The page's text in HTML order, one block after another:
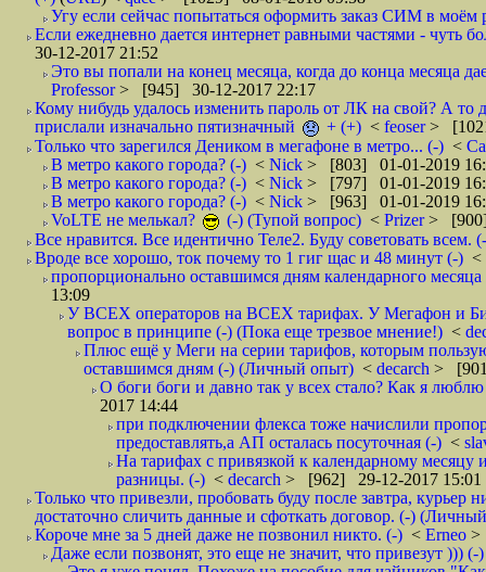
Угу если сейчас попытаться оформить заказ СИМ в моём
Если ежедневно дается интернет равными частями - чуть
30-12-2017 21:52
Это вы попали на конец месяца, когда до конца месяца
Professor> [945] 30-12-2017 22:17
Кому нибудь удалось изменить пароль от ЛК на свой? А то
прислали изначально пятизначный
+ (+) < feoser>
Только что зарегился Деником в мегафоне в метро... (-) <
В метро какого города? (-) < Nick > [803] 01-01-2019
В метро какого города? (-) < Nick > [797] 01-01-2019
В метро какого города? (-) < Nick > [963] 01-01-2019
VoLTE не мелькал?
(-) (Тупой вопрос) < Prizer>
Все нравится. Все идентично Теле2. Буду советовать всем.
Вроде все хорошо, ток почему то 1 гиг щас и 48 минут (-) <
пропорционально оставшимся дням календарного
13:09
У ВСЕХ операторов на ВСЕХ тарифах. У Мегафон и Би
вопрос в принципе (-) (Пока еще трезвое мнение!) <
Плюс ещё у Меги на серии тарифов, которым
оставшимся дням (-) (Личный опыт) < decarch >
О боги боги и давно так у всех стало? Как я
2017 14:44
при подключении флекса тоже начислили
предоставлять,а АП осталась посуточная (-) <
На тарифах с привязкой к календарному
разницы. (-) < decarch > [962] 29-12-2017 15:01
Только что привезли, пробовать буду после завтра,
достаточно сличить данные и сфоткать договор. (-)
Короче мне за 5 дней даже не позвонил никто. (-) < Erneo >
Даже если позвонят, это еще не значит, что привезут ))) (-)